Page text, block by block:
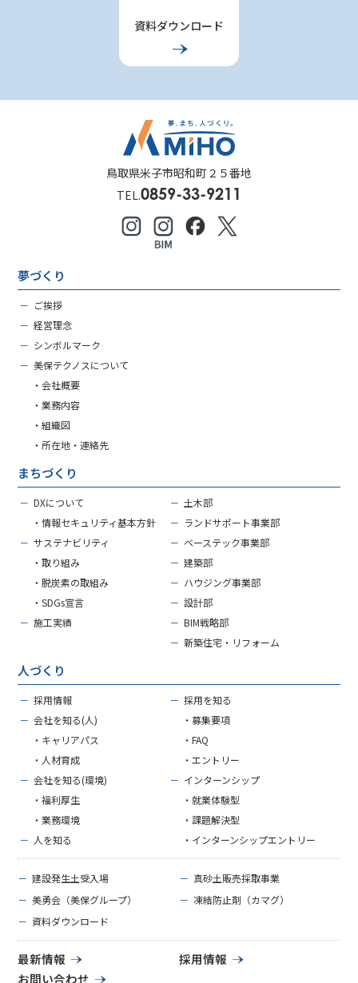
資料ダウンロード
鳥取県米子市昭和町２５番地
TEL.0859-33-9211
夢づくり
－ ご挨拶
－経営理念
－ シンボルマーク
－美保テクノスについて
・会社概要
・業務内容
・組織図
・所在地・連絡先
まちづくり
－DXについて － 土木部
・情報セキュリティ基本方針
－ ランドサポート事業部
－サステナビリティ － ベーステック事業部
・取り組み
－建築部
・脱炭素の取組み
－ ハウジング事業部
・SDGs宣言
－設計部
－施工実績 －BIM戦略部
－新築住宅・リフォーム
人づくり
－採用情報 －採用を知る
－会社を知る(人)
・募集要項
・キャリアパス
・FAQ
・人材育成
・エントリー
－会社を知る(環境) － インターンシップ
・福利厚生
・就業体験型
・業務環境
・課題解決型
－ 人を知る ・インターンシップエントリー
－建設発生土受入場 － 真砂土販売採取事業
－美勇会（美保グループ） － 凍結防止剤（カマグ）
－資料ダウンロード
最新情報
採用情報
お問い合わせ